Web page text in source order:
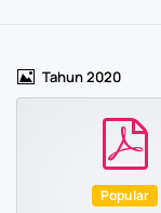
Imej
Tahun 2020
Popular